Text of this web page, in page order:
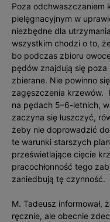
Poza odchwaszczaniem
pielęgnacyjnym w
niezbędne dla
wszystkim chodzi o to,
bo podczas zbioru
pędów znajdują się poza
zbierane. Nie powinno
zagęszczenia krzewów.
na pędach 5–6-letnich,
zaczyna się łuszczyć,
żeby nie doprowadzić
te warunki starszych
prześwietlające cięcie
pracochłonność tego
zaniedbują tę czynność.
M. Tadeusz informował,
ręcznie, ale obecnie